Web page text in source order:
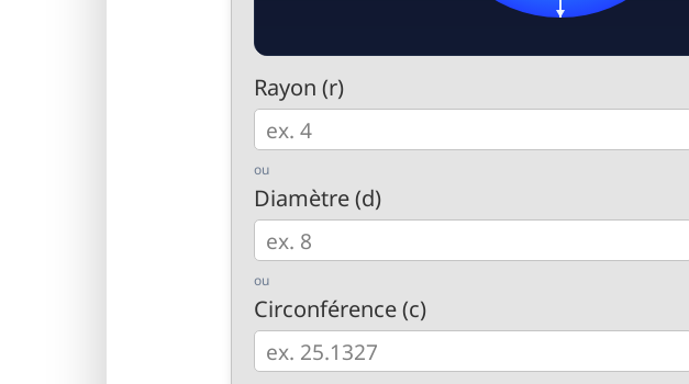
Rayon (r)
ou
Diamètre (d)
ou
Circonférence (c)